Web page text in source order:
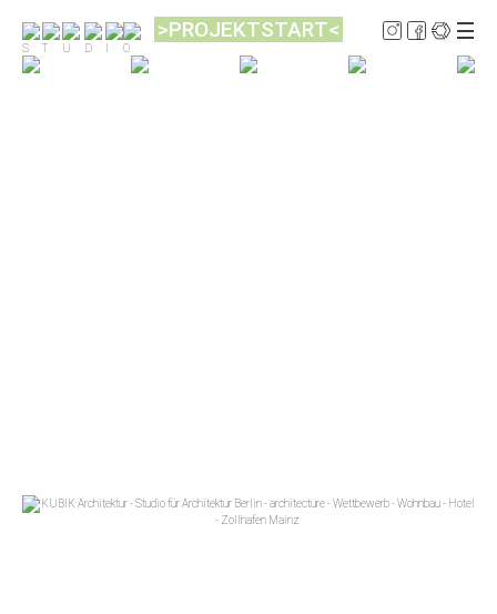
>PROJEKTSTART<